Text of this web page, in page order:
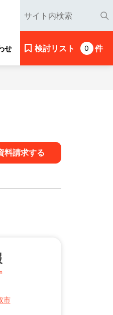
せ 検討リスト 0 件
料請求する
市